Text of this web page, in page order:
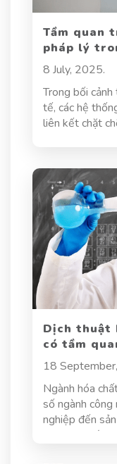
Tầm quan
pháp lý
tế
8 July, 2025.
Trong bối
tế, các hệ
liên kết chặt
như thương
chóng của các
nơi các bên
khác nhau.
Dịch thuật
có tầm
18
Ngành hóa
số ngành
nghiệp đến
khoa học hóa